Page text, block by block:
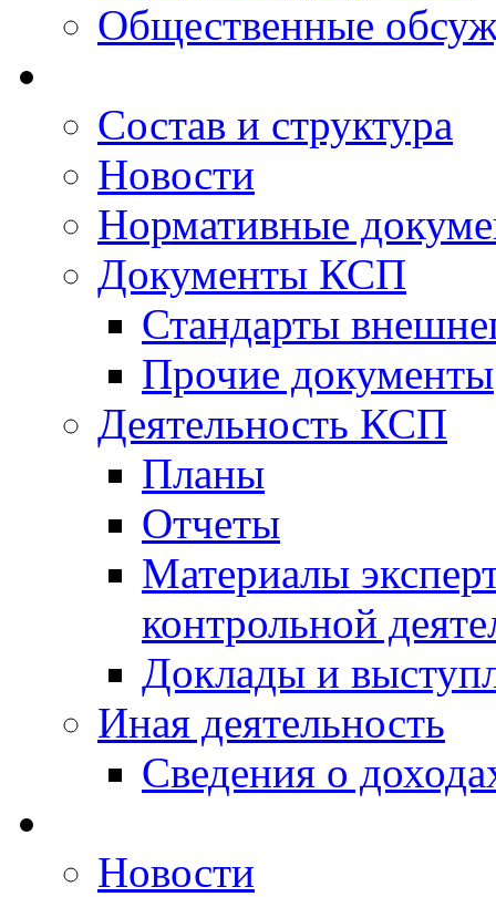
Общественные
Состав и структура
Новости
Нормативные
Документы КСП
Стандарты
Прочие документы
Деятельность КСП
Планы
Отчеты
Материалы
контрольной
Доклады и
Иная деятельность
Сведения о
Новости